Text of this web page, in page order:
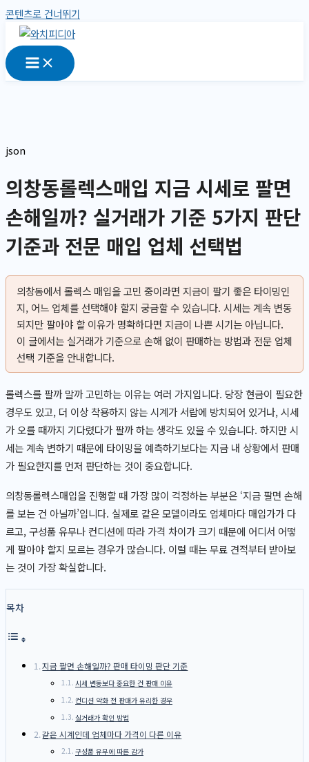
콘텐츠로 건너뛰기
json
의창동롤렉스매입 지금 시세로 팔면
손해일까? 실거래가 기준 5가지 판단
기준과 전문 매입 업체 선택법
의창동에서 롤렉스 매입을 고민 중이라면 지금이 팔기 좋은 타이밍인
지, 어느 업체를 선택해야 할지 궁금할 수 있습니다. 시세는 계속 변동
되지만 팔아야 할 이유가 명확하다면 지금이 나쁜 시기는 아닙니다.
이 글에서는 실거래가 기준으로 손해 없이 판매하는 방법과 전문 업체
선택 기준을 안내합니다.
롤렉스를 팔까 말까 고민하는 이유는 여러 가지입니다. 당장 현금이 필요한
경우도 있고, 더 이상 착용하지 않는 시계가 서랍에 방치되어 있거나, 시세
가 오를 때까지 기다렸다가 팔까 하는 생각도 있을 수 있습니다. 하지만 시
세는 계속 변하기 때문에 타이밍을 예측하기보다는 지금 내 상황에서 판매
가 필요한지를 먼저 판단하는 것이 중요합니다.
의창동롤렉스매입을 진행할 때 가장 많이 걱정하는 부분은 ‘지금 팔면 손해
를 보는 건 아닐까’입니다. 실제로 같은 모델이라도 업체마다 매입가가 다
르고, 구성품 유무나 컨디션에 따라 가격 차이가 크기 때문에 어디서 어떻
게 팔아야 할지 모르는 경우가 많습니다. 이럴 때는 무료 견적부터 받아보
는 것이 가장 확실합니다.
목차
지금 팔면 손해일까? 판매 타이밍 판단 기준
시세 변동보다 중요한 건 판매 이유
컨디션 악화 전 판매가 유리한 경우
실거래가 확인 방법
같은 시계인데 업체마다 가격이 다른 이유
구성품 유무에 따른 감가